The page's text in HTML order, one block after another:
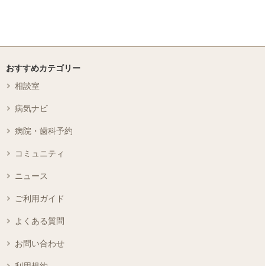
おすすめカテゴリー
相談室
病気ナビ
病院・歯科予約
コミュニティ
ニュース
ご利用ガイド
よくある質問
お問い合わせ